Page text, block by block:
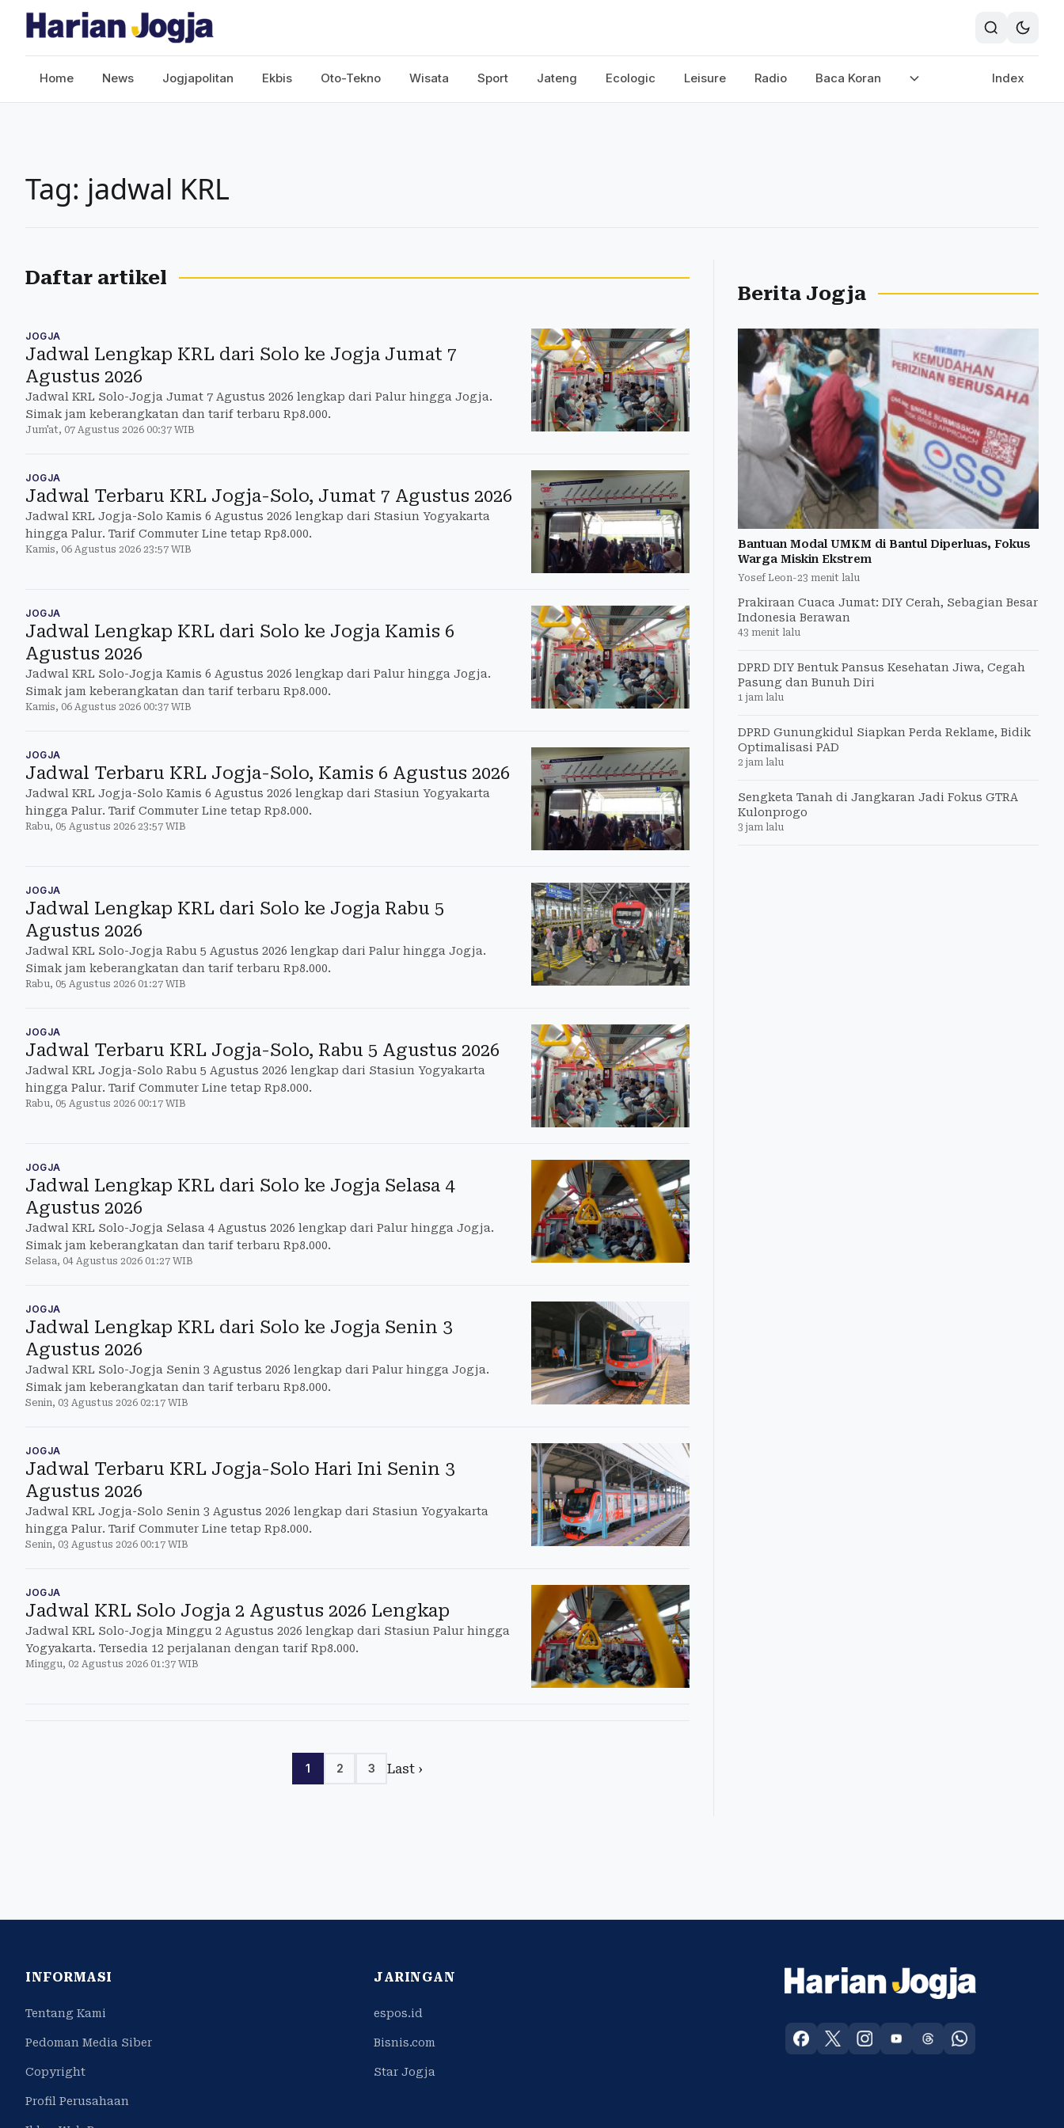
Home News Jogjapolitan Ekbis Oto-Tekno Wisata Sport Jateng Ecologic Leisure Radio Baca Koran Index
Tag: jadwal KRL
Daftar artikel
JOGJA
Jadwal Lengkap KRL dari Solo ke Jogja Jumat 7
Agustus 2026
Jadwal KRL Solo-Jogja Jumat 7 Agustus 2026 lengkap dari Palur hingga Jogja.
Simak jam keberangkatan dan tarif terbaru Rp8.000.
Jum'at, 07 Agustus 2026 00:37 WIB
JOGJA
Jadwal Terbaru KRL Jogja-Solo, Jumat 7 Agustus 2026
Jadwal KRL Jogja-Solo Kamis 6 Agustus 2026 lengkap dari Stasiun Yogyakarta
hingga Palur. Tarif Commuter Line tetap Rp8.000.
Kamis, 06 Agustus 2026 23:57 WIB
JOGJA
Jadwal Lengkap KRL dari Solo ke Jogja Kamis 6
Agustus 2026
Jadwal KRL Solo-Jogja Kamis 6 Agustus 2026 lengkap dari Palur hingga Jogja.
Simak jam keberangkatan dan tarif terbaru Rp8.000.
Kamis, 06 Agustus 2026 00:37 WIB
JOGJA
Jadwal Terbaru KRL Jogja-Solo, Kamis 6 Agustus 2026
Jadwal KRL Jogja-Solo Kamis 6 Agustus 2026 lengkap dari Stasiun Yogyakarta
hingga Palur. Tarif Commuter Line tetap Rp8.000.
Rabu, 05 Agustus 2026 23:57 WIB
JOGJA
Jadwal Lengkap KRL dari Solo ke Jogja Rabu 5
Agustus 2026
Jadwal KRL Solo-Jogja Rabu 5 Agustus 2026 lengkap dari Palur hingga Jogja.
Simak jam keberangkatan dan tarif terbaru Rp8.000.
Rabu, 05 Agustus 2026 01:27 WIB
JOGJA
Jadwal Terbaru KRL Jogja-Solo, Rabu 5 Agustus 2026
Jadwal KRL Jogja-Solo Rabu 5 Agustus 2026 lengkap dari Stasiun Yogyakarta
hingga Palur. Tarif Commuter Line tetap Rp8.000.
Rabu, 05 Agustus 2026 00:17 WIB
JOGJA
Jadwal Lengkap KRL dari Solo ke Jogja Selasa 4
Agustus 2026
Jadwal KRL Solo-Jogja Selasa 4 Agustus 2026 lengkap dari Palur hingga Jogja.
Simak jam keberangkatan dan tarif terbaru Rp8.000.
Selasa, 04 Agustus 2026 01:27 WIB
JOGJA
Jadwal Lengkap KRL dari Solo ke Jogja Senin 3
Agustus 2026
Jadwal KRL Solo-Jogja Senin 3 Agustus 2026 lengkap dari Palur hingga Jogja.
Simak jam keberangkatan dan tarif terbaru Rp8.000.
Senin, 03 Agustus 2026 02:17 WIB
JOGJA
Jadwal Terbaru KRL Jogja-Solo Hari Ini Senin 3
Agustus 2026
Jadwal KRL Jogja-Solo Senin 3 Agustus 2026 lengkap dari Stasiun Yogyakarta
hingga Palur. Tarif Commuter Line tetap Rp8.000.
Senin, 03 Agustus 2026 00:17 WIB
JOGJA
Jadwal KRL Solo Jogja 2 Agustus 2026 Lengkap
Jadwal KRL Solo-Jogja Minggu 2 Agustus 2026 lengkap dari Stasiun Palur hingga
Yogyakarta. Tersedia 12 perjalanan dengan tarif Rp8.000.
Minggu, 02 Agustus 2026 01:37 WIB
1 2 3 Last ›
Berita Jogja
Bantuan Modal UMKM di Bantul Diperluas, Fokus
Warga Miskin Ekstrem
Yosef Leon-23 menit lalu
Prakiraan Cuaca Jumat: DIY Cerah, Sebagian Besar
Indonesia Berawan
43 menit lalu
DPRD DIY Bentuk Pansus Kesehatan Jiwa, Cegah
Pasung dan Bunuh Diri
1 jam lalu
DPRD Gunungkidul Siapkan Perda Reklame, Bidik
Optimalisasi PAD
2 jam lalu
Sengketa Tanah di Jangkaran Jadi Fokus GTRA
Kulonprogo
3 jam lalu
INFORMASI
Tentang Kami
Pedoman Media Siber
Copyright
Profil Perusahaan
JARINGAN
espos.id
Bisnis.com
Star Jogja